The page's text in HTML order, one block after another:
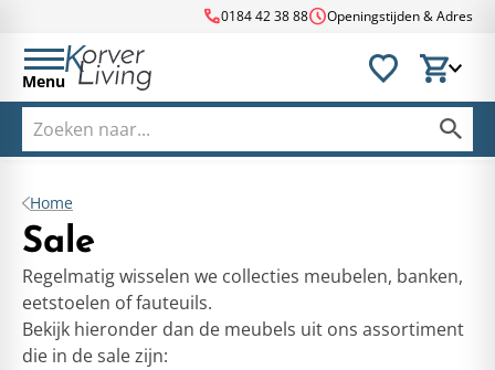
call0184 42 38 88scheduleOpeningstijden & Adres
Menu
Home
Sale
Regelmatig wisselen we collecties meubelen, banken,
eetstoelen of fauteuils.
Bekijk hieronder dan de meubels uit ons assortiment
die in de sale zijn: